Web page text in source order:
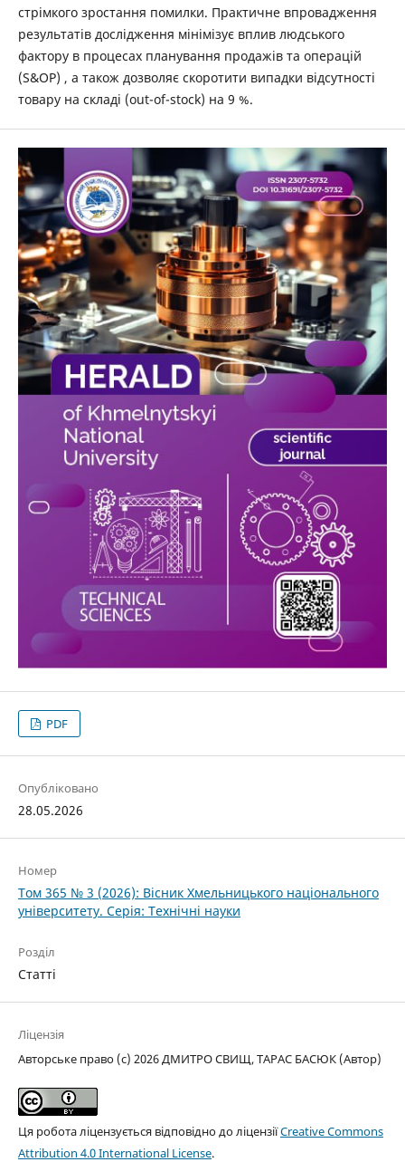
стрімкого зростання помилки. Практичне впровадження
результатів дослідження мінімізує вплив людського
фактору в процесах планування продажів та операцій
(S&OP) , а також дозволяє скоротити випадки відсутності
товару на складі (out-of-stock) на 9 %.
PDF
Опубліковано
28.05.2026
Номер
Том 365 № 3 (2026): Вісник Хмельницького національного
університету. Серія: Технічні науки
Розділ
Статті
Ліцензія
Авторське право (c) 2026 ДМИТРО СВИЩ, ТАРАС БАСЮК (Автор)
Ця робота ліцензується відповідно до ліцензіїCreative Commons
Attribution 4.0 International License.